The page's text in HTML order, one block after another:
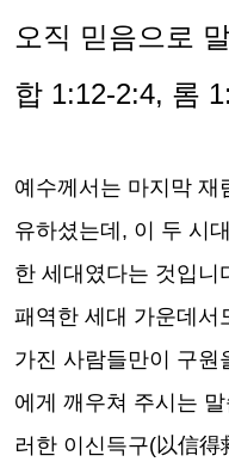
오직 믿음으로
합 1:12-2:4, 롬
예수께서는 마지막 재
유하셨는데 , 이 두 시
한 세대였다는 것입니
패역한 세대 가운데서
가진 사람들만이 구원
에게 깨우쳐 주시는
러한 이신득구(以信得